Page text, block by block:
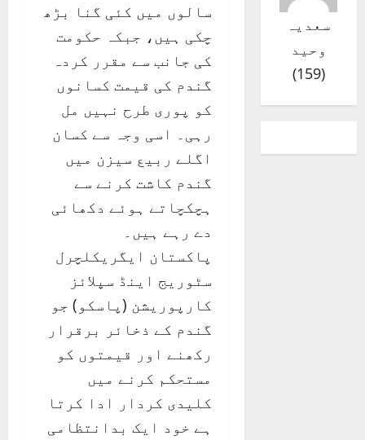
سالوں میں کئی گنا بڑھ
چکی ہیں، جبکہ حکومت
کی جانب سے مقرر کردہ
گندم کی قیمت کسانوں
کو پوری طرح نہیں مل
رہی۔ اسی وجہ سے کسان
اگلے ربیع سیزن میں
گندم کاشت کرنے سے
ہچکچاتے ہوئے دکھائی
دے رہے ہیں۔
پاکستان ایگریکلچرل
سٹوریج اینڈ سپلائز
کارپوریشن (پاسکو) جو
گندم کے ذخائر برقرار
رکھنے اور قیمتوں کو
مستحکم کرنے میں
کلیدی کردار ادا کرتا
ہے خود ایک بدانتظامی
سعدیہ
وحید
(
159
)